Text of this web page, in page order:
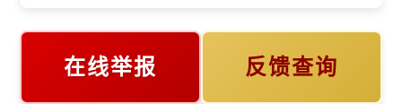
在线举报 反馈查询